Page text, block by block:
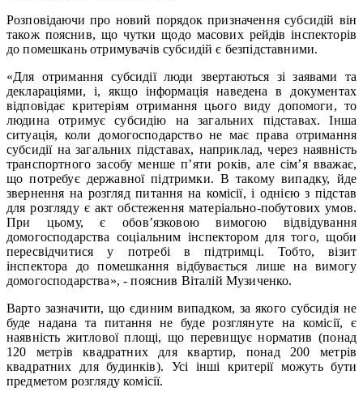
Розповідаючи про новий порядок призначення субсидій він
також пояснив, що чутки щодо масових рейдів інспекторів
до помешкань отримувачів субсидій є безпідставними.
«Для отримання субсидії люди звертаються зі заявами та
деклараціями, і, якщо інформація наведена в документах
відповідає критеріям отримання цього виду допомоги, то
людина отримує субсидію на загальних підставах. Інша
ситуація, коли домогосподарство не має права отримання
субсидії на загальних підставах, наприклад, через наявність
транспортного засобу менше п’яти років, але сім’я вважає,
що потребує державної підтримки. В такому випадку, йде
звернення на розгляд питання на комісії, і однією з підстав
для розгляду є акт обстеження матеріально-побутових умов.
При цьому, є обов’язковою вимогою відвідування
домогосподарства соціальним інспектором для того, щоби
пересвідчитися у потребі в підтримці. Тобто, візит
інспектора до помешкання відбувається лише на вимогу
домогосподарства», - пояснив Віталій Музиченко.
Варто зазначити, що єдиним випадком, за якого субсидія не
буде надана та питання не буде розглянуте на комісії, є
наявність житлової площі, що перевищує норматив (понад
120 метрів квадратних для квартир, понад 200 метрів
квадратних для будинків). Усі інші критерії можуть бути
предметом розгляду комісії.